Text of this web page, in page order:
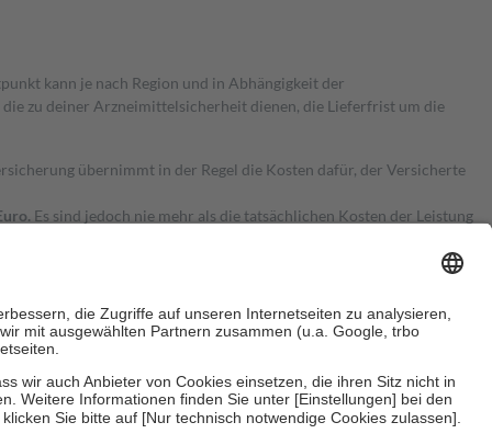
kann je nach Region und in Abhängigkeit der
zu deiner Arzneimittelsicherheit dienen, die Lieferfrist um die
übernimmt in der Regel die Kosten dafür, der Versicherte
Es sind jedoch nie mehr als die tatsächlichen Kosten der Leistung
Zuzahlungen an bei: